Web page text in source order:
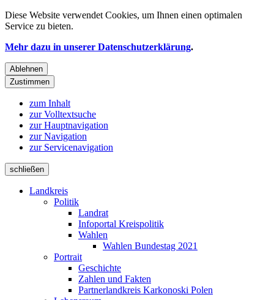
Diese Website verwendet Cookies, um Ihnen einen optimalen
Service zu bieten.
Mehr dazu in unserer Datenschutzerklärung.
Ablehnen
Zustimmen
zum Inhalt
zur Volltextsuche
zur Hauptnavigation
zur Navigation
zur Servicenavigation
schließen
Landkreis
Politik
Landrat
Infoportal Kreispolitik
Wahlen
Wahlen Bundestag 2021
Portrait
Geschichte
Zahlen und Fakten
Partnerlandkreis Karkonoski Polen